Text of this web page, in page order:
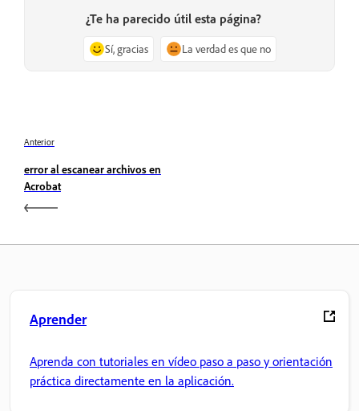
¿Te ha parecido útil esta página?
Sí, gracias La verdad es que no
Anterior
error al escanear archivos en
Acrobat
Aprender
Aprenda con tutoriales en vídeo paso a paso y orientación
práctica directamente en la aplicación.